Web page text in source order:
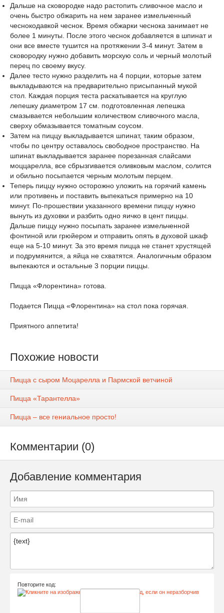
Дальше на сковородке надо растопить сливочное масло и
очень быстро обжарить на нем заранее измельченный
чеснокодавкой чеснок. Время обжарки чеснока занимает не
более 1 минуты. После этого чеснок добавляется в шпинат и
они все вместе тушится на протяжении 3-4 минут. Затем в
сковородку нужно добавить морскую соль и черный молотый
перец по своему вкусу.
Далее тесто нужно разделить на 4 порции, которые затем
выкладываются на предварительно присыпанный мукой
стол. Каждая порция теста раскатывается на круглую
лепешку диаметром 17 см. подготовленная лепешка
смазывается небольшим количеством сливочного масла,
сверху обмазывается томатным соусом.
Затем на пиццу выкладывается шпинат, таким образом,
чтобы по центру оставалось свободное пространство. На
шпинат выкладывается заранее порезанная слайсами
моццарелла, все сбрызгивается оливковым маслом, солится
и обильно посыпается черным молотым перцем.
Теперь пиццу нужно осторожно уложить на горячий камень
или противень и поставить выпекаться примерно на 10
минут. По-прошествии указанного времени пиццу нужно
вынуть из духовки и разбить одно яичко в цент пиццы.
Дальше пиццу нужно посыпать заранее измельченной
фонтиной или грюйером и отправить опять в духовой шкаф
еще на 5-10 минут. За это время пицца не станет хрустящей
и подрумянится, а яйца не схватятся. Аналогичным образом
выпекаются и остальные 3 порции пиццы.
Пицца «Флорентина» готова.
Подается Пицца «Флорентина» на стол пока горячая.
Приятного аппетита!
Похожие новости
Пицца с сыром Моцарелла и Пармской ветчиной
Пицца «Тарантелла»
Пицца – все гениальное просто!
Комментарии (0)
Добавление комментария
Повторите код: